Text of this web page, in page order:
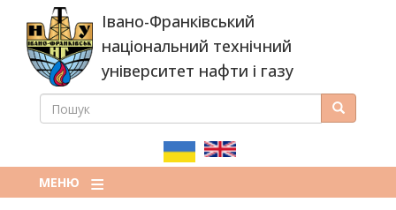
основного
вмісту
Івано-Франківський
національний технічний
університет нафти і газу
ПОШУКОВА
ПОШУК Пошук
МЕНЮ